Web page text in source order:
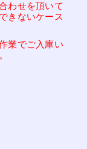
わせを頂いて
きないケース
業でご入庫い